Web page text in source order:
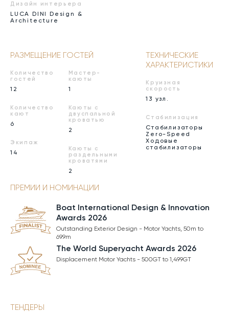
Дизайн интерьера
LUCA DINI Design &
Architecture
РАЗМЕЩЕНИЕ ГОСТЕЙ
Количество
гостей
12
Количество
кают
6
Экипаж
14
Мастер-
каюты
1
Каюты с
двуспальной
кроватью
2
Каюты с
раздельными
кроватями
2
ТЕХНИЧЕСКИЕ
ХАРАКТЕРИСТИКИ
Круизная
скорость
13 узл.
Стабилизация
Стабилизаторы
Zero-Speed
Ходовые
стабилизаторы
ПРЕМИИ И НОМИНАЦИИ
Boat International Design & Innovation
Awards 2026
Outstanding Exterior Design - Motor Yachts, 50m to
69.9m
The World Superyacht Awards 2026
Displacement Motor Yachts - 500GT to 1,499GT
ТЕНДЕРЫ